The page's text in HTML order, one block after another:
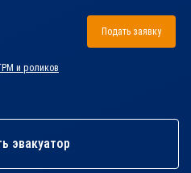
Подать заявку
и роликов
эвакуатор